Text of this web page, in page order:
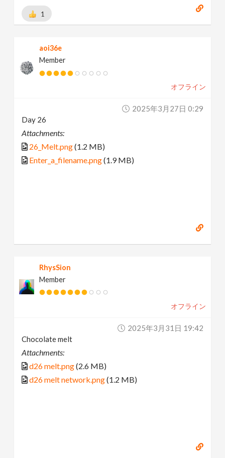
1
aoi36e
Member
オフライン
2025年3月27日 0:29
Day 26
Attachments:
26_Melt.png(1.2 MB)
Enter_a_filename.png(1.9 MB)
RhysSion
Member
オフライン
2025年3月31日 19:42
Chocolate melt
Attachments:
d26 melt.png(2.6 MB)
d26 melt network.png(1.2 MB)